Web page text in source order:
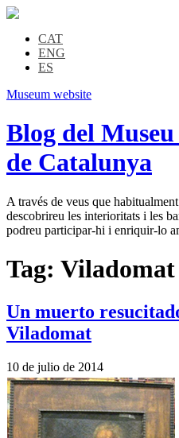
CAT
ENG
ES
Museum website
Blog del
de Catalunya
A través de veus que
descobrireu les interioritats i les
podreu participar-hi i enriquir-lo
Tag: Viladomat
Un muerto
Viladomat
10 de julio de 2014